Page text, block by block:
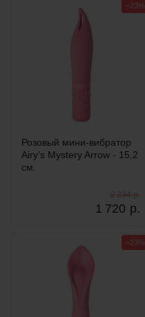
Розовый мини-вибратор
Airy’s Mystery Arrow - 15,2
см.
1 720 р.
2 234 р.
−23%
−23%